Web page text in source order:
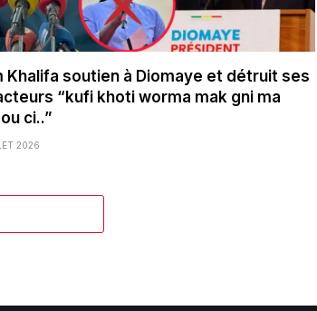
Khalifa soutien à Diomaye et détruit ses
“kufi khoti worma mak gni ma
ci..”
2026